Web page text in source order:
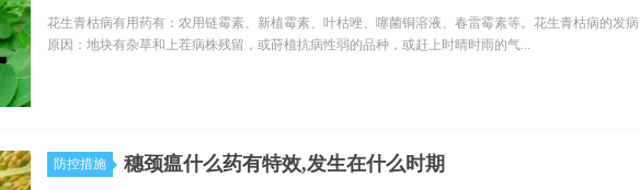
花生青枯病有用药有：农用链霉素、新植霉素、叶枯唑、噻菌铜溶液、春雷霉素等。花生青枯病的发病
原因：地块有杂草和上茬病株残留，或莳植抗病性弱的品种，或赶上时晴时雨的气...
防控措施 穗颈瘟什么药有特效,发生在什么时期